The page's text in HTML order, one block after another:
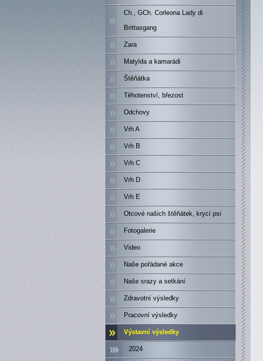
Ch., GCh. Corleona Lady di
Brittasgang
Zara
Matylda a kamarádi
Štěňátka
Těhotenství, březost
Odchovy
Vrh A
Vrh B
Vrh C
Vrh D
Vrh E
Otcové našich štěňátek, krycí psi
Fotogalerie
Video
Naše pořádané akce
Naše srazy a setkání
Zdravotní výsledky
Pracovní výsledky
Výstavní výsledky
2024